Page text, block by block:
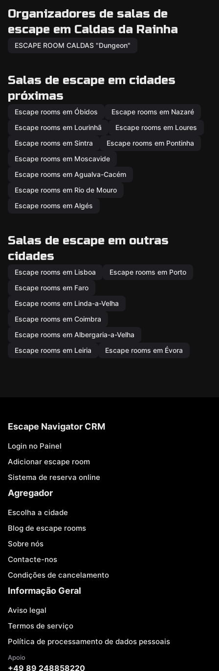
Organizadores de salas de
escape em Caldas da Rainha
ESCAPE ROOM CALDAS "Dungeon"
Salas de escape em cidades
próximas
Escape rooms em Óbidos
Escape rooms em Nazaré
Escape rooms em Lourinhã
Escape rooms em Loures
Escape rooms em Sintra
Escape rooms em Pontinha
Escape rooms em Moscavide
Escape rooms em Agualva-Cacém
Escape rooms em Rio de Mouro
Escape rooms em Algés
Salas de escape em outras
cidades
Escape rooms em Lisboa
Escape rooms em Porto
Escape rooms em Faro
Escape rooms em Linda-a-Velha
Escape rooms em Coimbra
Escape rooms em Albergaria-a-Velha
Escape rooms em Leiria
Escape rooms em Évora
Escape Navigator CRM
Login no Painel
Adicionar escape room
Sistema de reserva online
Agregador
Escolha a cidade
Blog de escape rooms
Sobre nós
Contacte-nos
Condições de cancelamento
Informação Geral
Aviso legal
Termos de serviço
Política de processamento de dados pessoais
Apoio
+49 89 248858220